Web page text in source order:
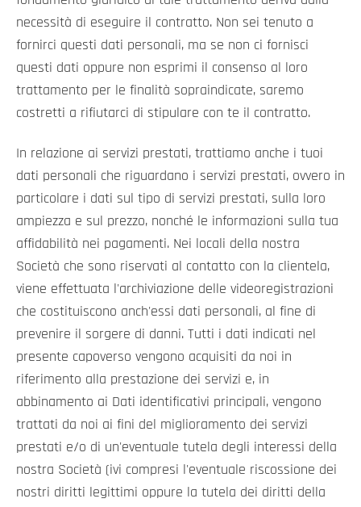
necessità di eseguire il contratto. Non sei tenuto a
fornirci questi dati personali, ma se non ci fornisci
questi dati oppure non esprimi il consenso al loro
trattamento per le finalità sopraindicate, saremo
costretti a rifiutarci di stipulare con te il contratto.
In relazione ai servizi prestati, trattiamo anche i tuoi
dati personali che riguardano i servizi prestati, ovvero in
particolare i dati sul tipo di servizi prestati, sulla loro
ampiezza e sul prezzo, nonché le informazioni sulla tua
affidabilità nei pagamenti. Nei locali della nostra
Società che sono riservati al contatto con la clientela,
viene effettuata l'archiviazione delle videoregistrazioni
che costituiscono anch'essi dati personali, al fine di
prevenire il sorgere di danni. Tutti i dati indicati nel
presente capoverso vengono acquisiti da noi in
riferimento alla prestazione dei servizi e, in
abbinamento ai Dati identificativi principali, vengono
trattati da noi ai fini del miglioramento dei servizi
prestati e/o di un'eventuale tutela degli interessi della
nostra Società (ivi compresi l'eventuale riscossione dei
nostri diritti legittimi oppure la tutela dei diritti della